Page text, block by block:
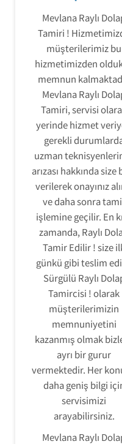
Mevlana Raylı
Tamiri !
müşterilerimiz bu
hizmetimizden
memnun
Mevlana Raylı
Tamiri, servisi
yerinde hizmet
gerekli
uzman
arızası hakkında size
verilerek onayınız
ve daha sonra
işlemine geçilir. En
zamanda, Raylı
Tamir Edilir ! size
günkü gibi teslim
Sürgülü Raylı
Tamircisi ! olarak
müşterilerimizin
memnuniyetini
kazanmış olmak
ayrı bir gurur
vermektedir. Her
daha geniş bilgi
servisimizi
arayabilirsiniz.
Mevlana Raylı